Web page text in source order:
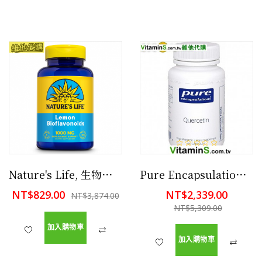
Nature's Life, 生物類黃酮複合物 100片素食 防止血脂肪,有益心臟
NT$829.00 NT$3,874.00
加入購物車
Pure Encapsulations 槲皮素 120顆膠囊 降低5成肺癌風險,減少過敏
NT$2,339.00
NT$5,309.00
加入購物車